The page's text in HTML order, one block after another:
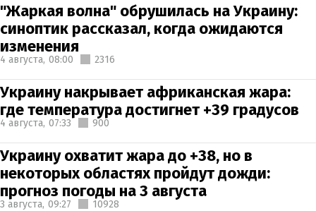
"Жаркая волна" обрушилась на Украину:
синоптик рассказал, когда ожидаются
изменения
4 августа, 08:00 2316
Украину накрывает африканская жара:
где температура достигнет +39 градусов
4 августа, 07:33 900
Украину охватит жара до +38, но в
некоторых областях пройдут дожди:
прогноз погоды на 3 августа
3 августа, 09:27 10928